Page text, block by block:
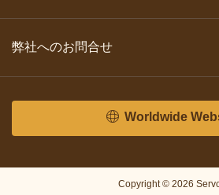
弊社へのお問合せ
Worldwide
Copyright © 2026